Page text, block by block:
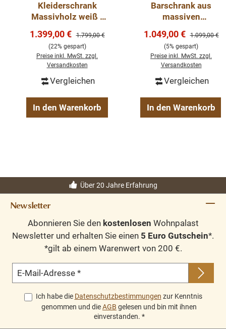
Kleiderschrank
Massivholz weiß -
wählbar - Landhaus
Schrank
Verkaufspreis:
1.399,00 € Regulärer Preis:
1.799,00 €
(22% gespart)
Preise inkl. MwSt. zzgl.
Versandkosten
Vergleichen
In den Warenkorb
Barschrank aus
massiven
Breit - Landhaus
Schrank
Verkaufspreis:
1.049,00 € Regulärer
1.099,00 €
(5% gespart)
Preise inkl. MwSt. zzgl.
Versandkosten
Vergleichen
In den Warenkorb
Über 20 Jahre Erfahrung
Newsletter
Abonnieren Sie den kostenlosen Wohnpalast
Newsletter und erhalten Sie einen 5 Euro Gutschein*.
*gilt ab einem Warenwert von 200 €.
E-Mail-Adresse *
Ich habe die Datenschutzbestimmungen zur Kenntnis
genommen und dieAGB gelesen und bin mit ihnen
einverstanden. *